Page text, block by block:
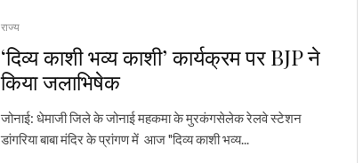
राज्य
‘दिव्य काशी भव्य काशी’ कार्यक्रम पर BJP ने
किया जलाभिषेक
जोनाई: धेमाजी जिले के जोनाई महकमा के मुरकंगसेलेक रेलवे स्टेशन
डांगरिया बाबा मंदिर के प्रांगण में आज "दिव्य काशी भव्य...